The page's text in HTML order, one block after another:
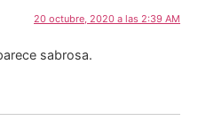
20 octubre, 2020 a las 2:39 AM
sabrosa.